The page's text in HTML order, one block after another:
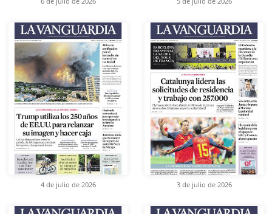
4 de julio de 2026 3 de julio de 2026